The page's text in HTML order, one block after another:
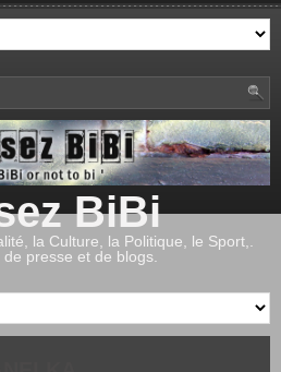
BiBi
la Culture, la Politique, le Sport,.
presse et de blogs.